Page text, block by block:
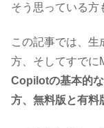
そう思っている方
この記事では、生
方、そしてすでに
Copilotの基本的
方、無料版と有料